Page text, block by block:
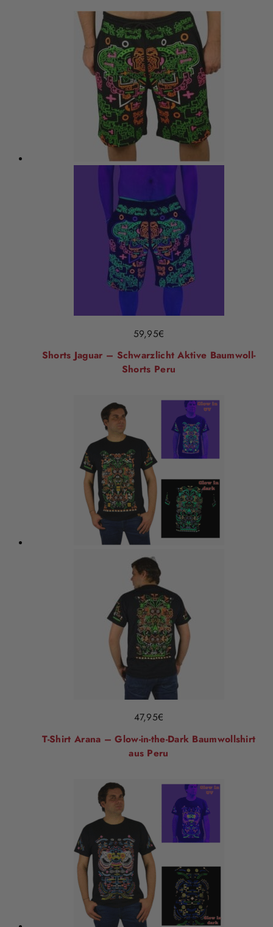
59,95€
Shorts Jaguar – Schwarzlicht Aktive Baumwoll-
Shorts Peru
47,95€
T-Shirt Arana – Glow-in-the-Dark Baumwollshirt
aus Peru